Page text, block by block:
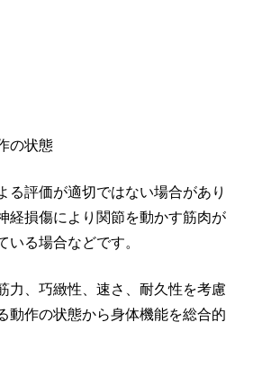
の状態
る評価が適切ではない場合があり
経損傷により関節を動かす筋肉が
いる場合などです。
力、巧緻性、速さ、耐久性を考慮
動作の状態から身体機能を総合的